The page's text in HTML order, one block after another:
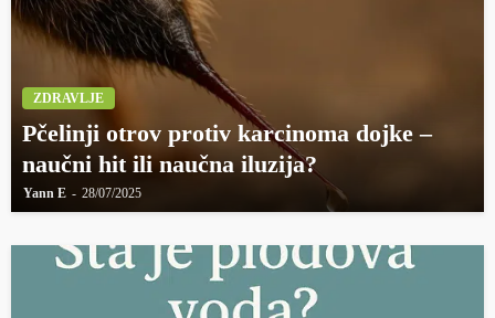
ZDRAVLJE
Pčelinji otrov protiv karcinoma dojke –
naučni hit ili naučna iluzija?
Yann E 28/07/2025